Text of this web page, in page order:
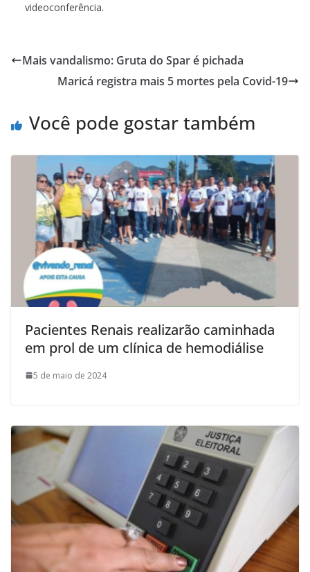
videoconferência.
Mais vandalismo: Gruta do Spar é pichada
Maricá registra mais 5 mortes pela Covid-19
Você pode gostar também
Pacientes Renais realizarão caminhada
em prol de um clínica de hemodiálise
5 de maio de 2024